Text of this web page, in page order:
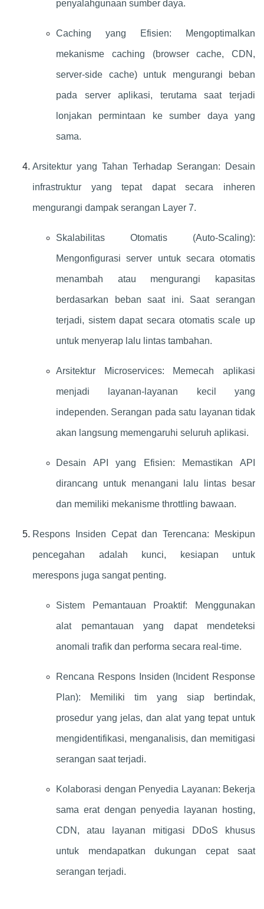
penyalahgunaan sumber daya.
Caching yang Efisien: Mengoptimalkan
mekanisme caching (browser cache, CDN,
server-side cache) untuk mengurangi beban
pada server aplikasi, terutama saat terjadi
lonjakan permintaan ke sumber daya yang
sama.
Arsitektur yang Tahan Terhadap Serangan: Desain
infrastruktur yang tepat dapat secara inheren
mengurangi dampak serangan Layer 7.
Skalabilitas Otomatis (Auto-Scaling):
Mengonfigurasi server untuk secara otomatis
menambah atau mengurangi kapasitas
berdasarkan beban saat ini. Saat serangan
terjadi, sistem dapat secara otomatis scale up
untuk menyerap lalu lintas tambahan.
Arsitektur Microservices: Memecah aplikasi
menjadi layanan-layanan kecil yang
independen. Serangan pada satu layanan tidak
akan langsung memengaruhi seluruh aplikasi.
Desain API yang Efisien: Memastikan API
dirancang untuk menangani lalu lintas besar
dan memiliki mekanisme throttling bawaan.
Respons Insiden Cepat dan Terencana: Meskipun
pencegahan adalah kunci, kesiapan untuk
merespons juga sangat penting.
Sistem Pemantauan Proaktif: Menggunakan
alat pemantauan yang dapat mendeteksi
anomali trafik dan performa secara real-time.
Rencana Respons Insiden (Incident Response
Plan): Memiliki tim yang siap bertindak,
prosedur yang jelas, dan alat yang tepat untuk
mengidentifikasi, menganalisis, dan memitigasi
serangan saat terjadi.
Kolaborasi dengan Penyedia Layanan: Bekerja
sama erat dengan penyedia layanan hosting,
CDN, atau layanan mitigasi DDoS khusus
untuk mendapatkan dukungan cepat saat
serangan terjadi.